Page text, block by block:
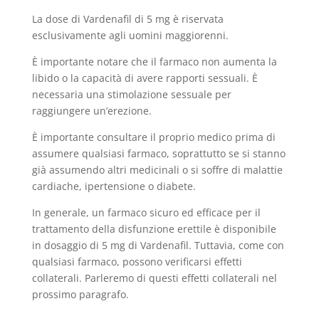
La dose di Vardenafil di 5 mg è riservata
esclusivamente agli uomini maggiorenni.
È importante notare che il farmaco non aumenta la
libido o la capacità di avere rapporti sessuali. È
necessaria una stimolazione sessuale per
raggiungere un’erezione.
È importante consultare il proprio medico prima di
assumere qualsiasi farmaco, soprattutto se si stanno
già assumendo altri medicinali o si soffre di malattie
cardiache, ipertensione o diabete.
In generale, un farmaco sicuro ed efficace per il
trattamento della disfunzione erettile è disponibile
in dosaggio di 5 mg di Vardenafil. Tuttavia, come con
qualsiasi farmaco, possono verificarsi effetti
collaterali. Parleremo di questi effetti collaterali nel
prossimo paragrafo.